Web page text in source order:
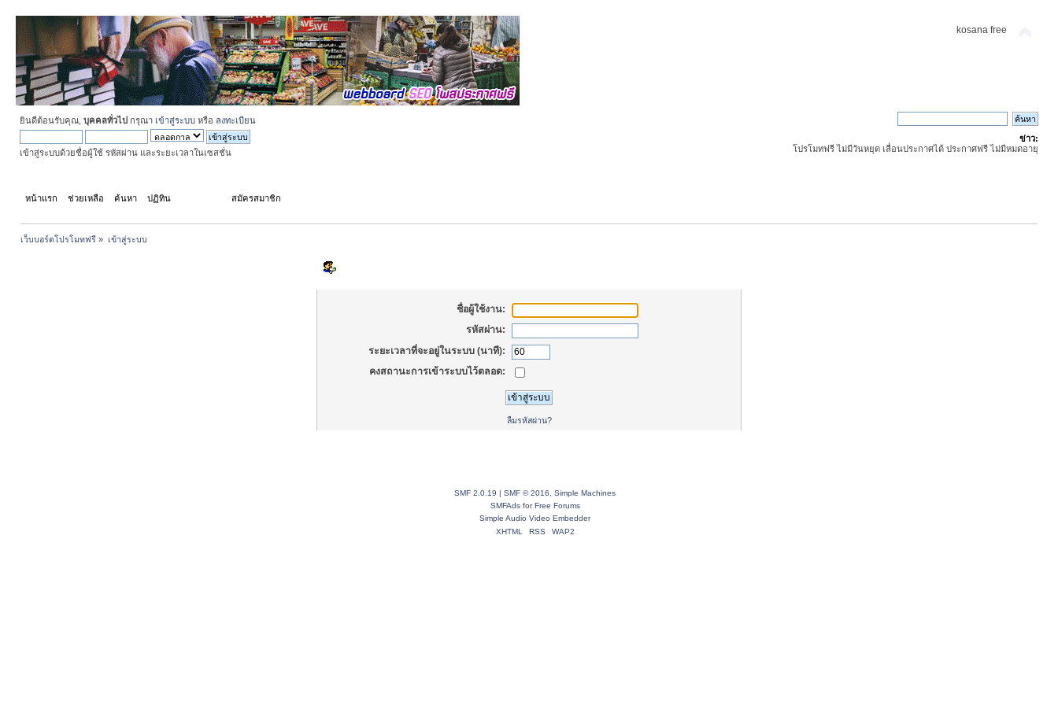
kosana free
ยินดีต้อนรับคุณ, บุคคลทั่วไป กรุณา เข้าสู่ระบบ หรือ ลงทะเบียน
เข้าสู่ระบบด้วยชื่อผู้ใช้ รหัสผ่าน และระยะเวลาในเซสชั่น
ข่าว:
โปรโมทฟรี ไม่มีวันหยุด เลื่อนประกาศได้ ประกาศฟรี ไม่มีหมดอายุ
หน้าแรก ช่วยเหลือ ค้นหา ปฏิทิน สมัครสมาชิก
เว็บบอร์ดโปรโมทฟรี » เข้าสู่ระบบ
ชื่อผู้ใช้งาน:
รหัสผ่าน:
ระยะเวลาที่จะอยู่ในระบบ (นาที):
คงสถานะการเข้าระบบไว้ตลอด:
ลืมรหัสผ่าน?
SMF 2.0.19 SMF © 2016, Simple Machines
SMFAdsfor Free Forums
Simple Audio Video Embedder
XHTML
RSS WAP2